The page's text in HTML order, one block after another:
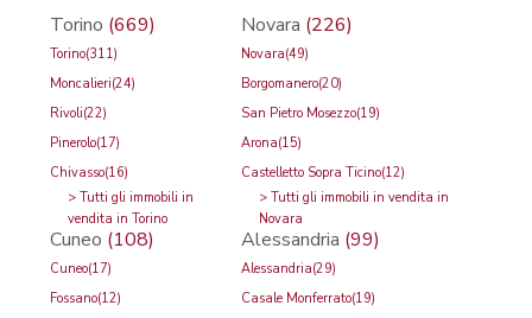
Torino (669)
Torino(311)
Moncalieri(24)
Rivoli(22)
Pinerolo(17)
Chivasso(16)
> Tutti gli immobili in
vendita in Torino
Cuneo (108)
Cuneo(17)
Fossano(12)
Novara (226)
Novara(49)
Borgomanero(20)
San Pietro Mosezzo(19)
Arona(15)
Castelletto Sopra Ticino(12)
> Tutti gli immobili in vendita in
Novara
Alessandria (99)
Alessandria(29)
Casale Monferrato(19)